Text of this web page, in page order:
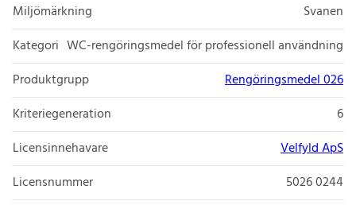
Miljömärkning
Svanen
Kategori WC-rengöringsmedel för professionell användning
Produktgrupp
Rengöringsmedel 026
Kriteriegeneration
6
Licensinnehavare
Velfyld ApS
Licensnummer
5026 0244